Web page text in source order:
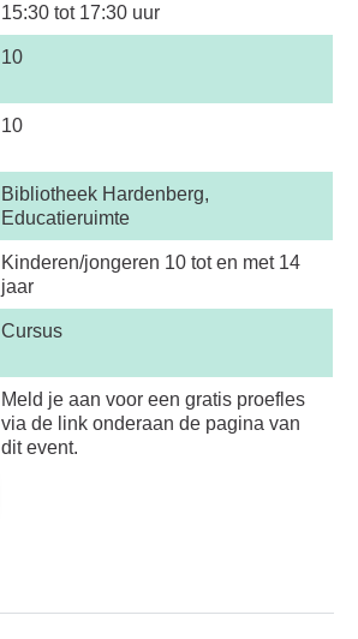
15:30 tot 17:30 uur
10
10
Bibliotheek Hardenberg,
Educatieruimte
Kinderen/jongeren 10 tot en met 14
jaar
Cursus
Meld je aan voor een gratis proefles
via de link onderaan de pagina van
dit event.